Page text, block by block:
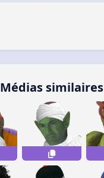
Médias similaires